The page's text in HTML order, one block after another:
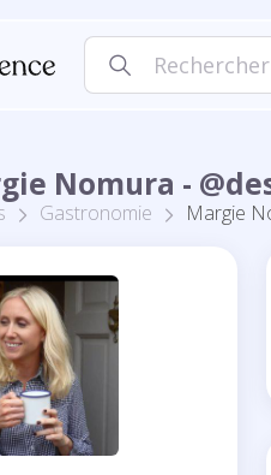
Nomura -
Gastronomie Margie